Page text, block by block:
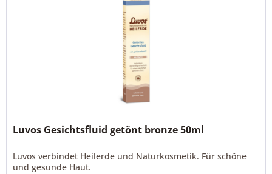
Luvos Gesichtsfluid getönt bronze 50ml
Luvos verbindet Heilerde und Naturkosmetik. Für schöne
und gesunde Haut.